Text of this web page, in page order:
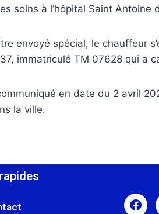
soins à l’hôpital Saint Antoine
envoyé spécial, le chauffeur
immatriculé TM 07628 qui a
en date du 2 avril
la ville.